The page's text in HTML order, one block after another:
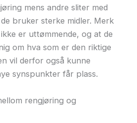
mens andre sliter med
bruker sterke midler. Merk
er uttømmende, og at de
om hva som er den riktige
vil derfor også kunne
synspunkter får plass.
rengjøring og